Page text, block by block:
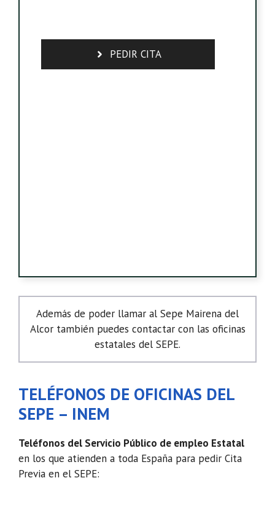
PEDIR CITA
Además de poder llamar al Sepe Mairena del
Alcor también puedes contactar con las oficinas
estatales del SEPE.
TELÉFONOS DE OFICINAS DEL
SEPE – INEM
Teléfonos del Servicio Público de empleo Estatal
en los que atienden a toda España para pedir Cita
Previa en el SEPE: